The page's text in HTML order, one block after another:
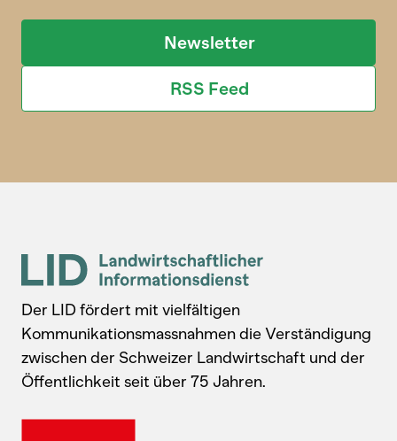
Newsletter
RSS Feed
Der LID fördert mit vielfältigen
Kommunikationsmassnahmen die Verständigung
zwischen der Schweizer Landwirtschaft und der
Öffentlichkeit seit über 75 Jahren.